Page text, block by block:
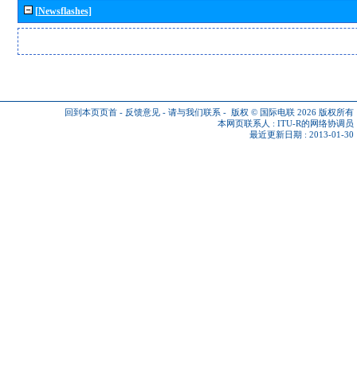
[Newsflashes]
回到本页页首 - 反馈意见 - 请与我们联系 - 版权 © 国际电联 2026 版权所有
本网页联系人 : ITU-R的网络协调员
最近更新日期 : 2013-01-30